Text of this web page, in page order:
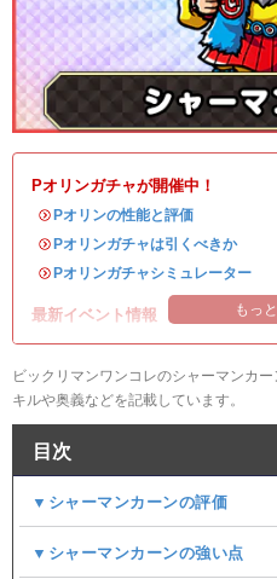
Pオリンガチャが開催中！
・Pオリンの性能と評価
・Pオリンガチャは引くべきか
・Pオリンガチャシミュレーター
最新イベント情報 もっ
ビックリマンワンコレのシャーマンカ
キルや奥義などを記載しています。
目次
▼シャーマンカーンの評価
▼シャーマンカーンの強い点